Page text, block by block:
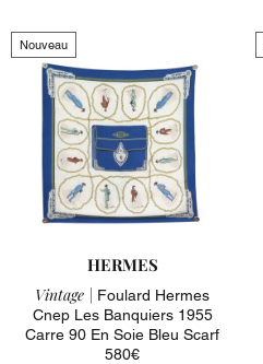
Nouveau
HERMES
Vintage | Foulard Hermes
Cnep Les Banquiers 1955
Carre 90 En Soie Bleu Scarf
580€